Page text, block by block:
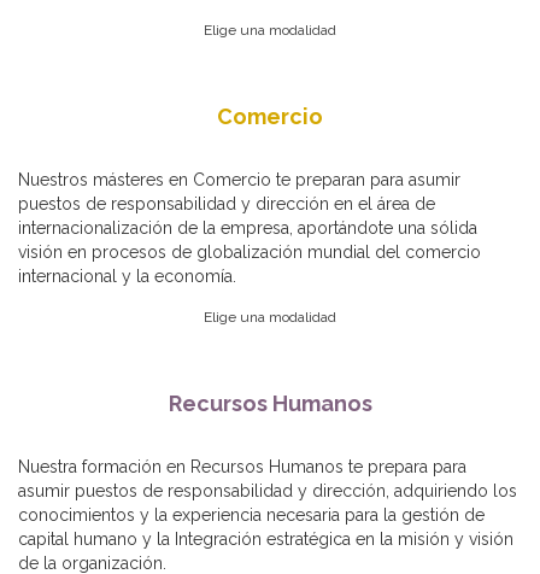
Elige una modalidad
Comercio
Nuestros másteres en Comercio te preparan para asumir
puestos de responsabilidad y dirección en el área de
internacionalización de la empresa, aportándote una sólida
visión en procesos de globalización mundial del comercio
internacional y la economía.
Elige una modalidad
Recursos Humanos
Nuestra formación en Recursos Humanos te prepara para
asumir puestos de responsabilidad y dirección, adquiriendo los
conocimientos y la experiencia necesaria para la gestión de
capital humano y la Integración estratégica en la misión y visión
de la organización.